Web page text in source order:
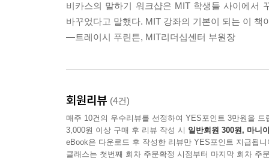
프레젠테이션이나 연설, 강연, 일상대화에서도
기억한다. 감정에 동요가 생기면 우리 뇌는 즉
촉진하기까지 한다. 반대로 아무런 감정도 남지
된다. 이와 같은 말하기 기법을 저자는 ‘감정 소통법
심리학과 뇌과학, 인문학 교양으로 풍성한 읽을거
비카스의 말하기 워크샵은 MIT 학생들 사이에서
바꾸었다고 말했다. MIT 강좌의 기본이 되는 이
―트레이시 푸린튼, MIT리더십센터 부원장
회원리뷰 (4건)
매주 10건의 우수리뷰를 선정하여 YES포인트 3만원을 드
3,000원 이상 구매 후 리뷰 작성 시 일반회원 300원, 마니
eBook은 다운로드 후 작성한 리뷰만 YES포인트 지급됩니
클래스는 첫번째 회차 주문확정 시점부터 마지막 회차 주